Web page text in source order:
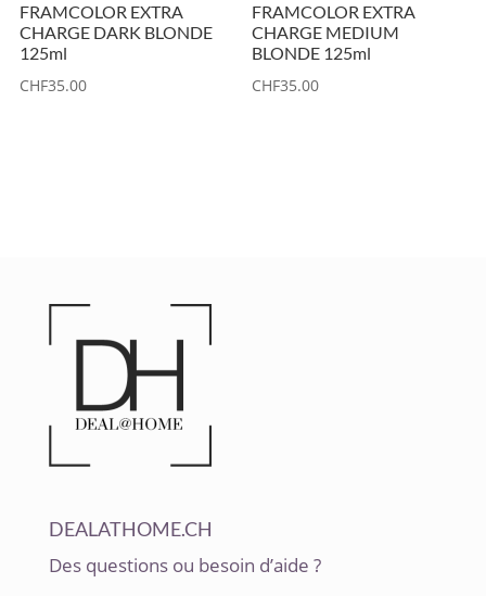
FRAMCOLOR EXTRA
CHARGE DARK BLONDE
125ml
CHF35.00
FRAMCOLOR EXTRA
CHARGE MEDIUM
BLONDE 125ml
CHF35.00
DEALATHOME.CH
Des questions ou besoin d’aide ?